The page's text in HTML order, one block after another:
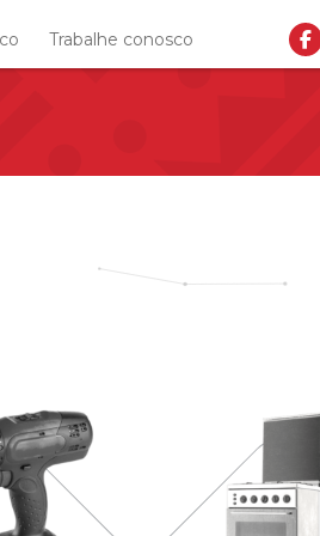
Trabalhe conosco